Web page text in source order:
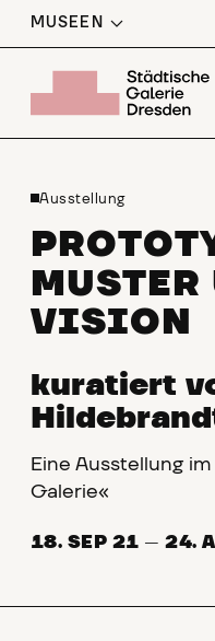
MUSEEN
Ausstellung
MUSTER
VISION
kuratiert
Eine Ausstellung
Galerie«
18. SEP 21 — 24.